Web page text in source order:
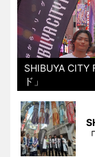
SHIBUYA CITY
ド」